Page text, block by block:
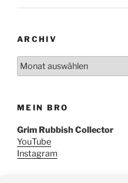
ARCHIV
Archiv
MEIN BRO
Grim Rubbish Collector
YouTube
Instagram